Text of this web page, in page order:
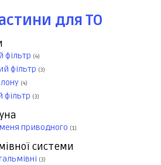
для ТО
фільтр (4)
фільтр (3)
(4)
фільтр (3)
приводного (1)
системи
(3)